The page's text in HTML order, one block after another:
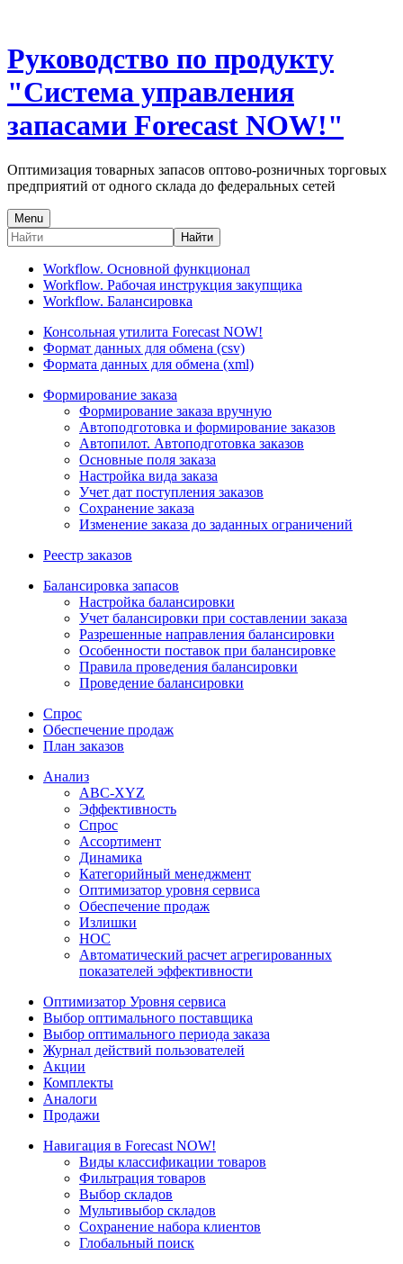
Руководство по продукту
"Система управления
запасами Forecast NOW!"
Оптимизация товарных запасов оптово-розничных торговых
предприятий от одного склада до федеральных сетей
Menu
Найти
Workflow. Основной функционал
Workflow. Рабочая инструкция закупщика
Workflow. Балансировка
Консольная утилита Forecast NOW!
Формат данных для обмена (csv)
Формата данных для обмена (xml)
Формирование заказа
Формирование заказа вручную
Автоподготовка и формирование заказов
Автопилот. Автоподготовка заказов
Основные поля заказа
Настройка вида заказа
Учет дат поступления заказов
Сохранение заказа
Изменение заказа до заданных ограничений
Реестр заказов
Балансировка запасов
Настройка балансировки
Учет балансировки при составлении заказа
Разрешенные направления балансировки
Особенности поставок при балансировке
Правила проведения балансировки
Проведение балансировки
Спрос
Обеспечение продаж
План заказов
Анализ
ABC-XYZ
Эффективность
Спрос
Ассортимент
Динамика
Категорийный менеджмент
Оптимизатор уровня сервиса
Обеспечение продаж
Излишки
НОС
Автоматический расчет агрегированных
показателей эффективности
Оптимизатор Уровня сервиса
Выбор оптимального поставщика
Выбор оптимального периода заказа
Журнал действий пользователей
Акции
Комплекты
Аналоги
Продажи
Навигация в Forecast NOW!
Виды классификации товаров
Фильтрация товаров
Выбор складов
Мультивыбор складов
Сохранение набора клиентов
Глобальный поиск